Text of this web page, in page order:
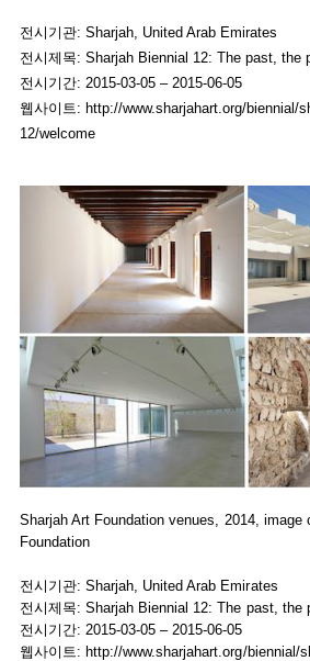
전시기관: Sharjah, United Arab Emirates
전시제목: Sharjah Biennial 12: The past, the
전시기간: 2015-03-05 – 2015-06-05
웹사이트: http://www.sharjahart.org/biennial/
12/welcome
Sharjah Art Foundation venues, 2014, image
Foundation
전시기관: Sharjah, United Arab Emirates
전시제목: Sharjah Biennial 12: The past, the
전시기간: 2015-03-05 – 2015-06-05
웹사이트: http://www.sharjahart.org/biennial/